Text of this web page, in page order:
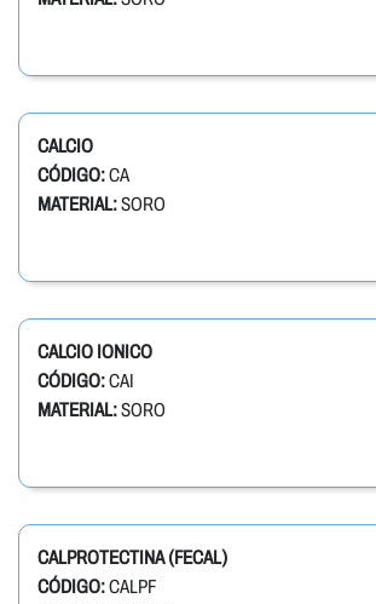
CALCIO
CÓDIGO:CA
MATERIAL:SORO
CALCIO IONICO
CÓDIGO:CAI
MATERIAL:SORO
CALPROTECTINA (FECAL)
CÓDIGO:CALPF